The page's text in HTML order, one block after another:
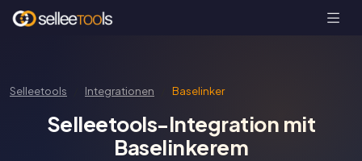
Selleetools Integrationen Baselinker
Selleetools-Integration mit
Baselinkerem